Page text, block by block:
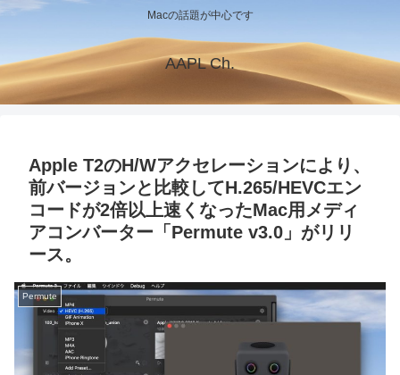
Macの話題が中心です
AAPL Ch.
Apple T2のH/Wアクセレーションにより、
前バージョンと比較してH.265/HEVCエン
コードが2倍以上速くなったMac用メディ
アコンバーター「Permute v3.0」がリリ
ース。
Permute